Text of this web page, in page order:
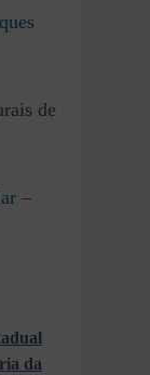
de
–
da